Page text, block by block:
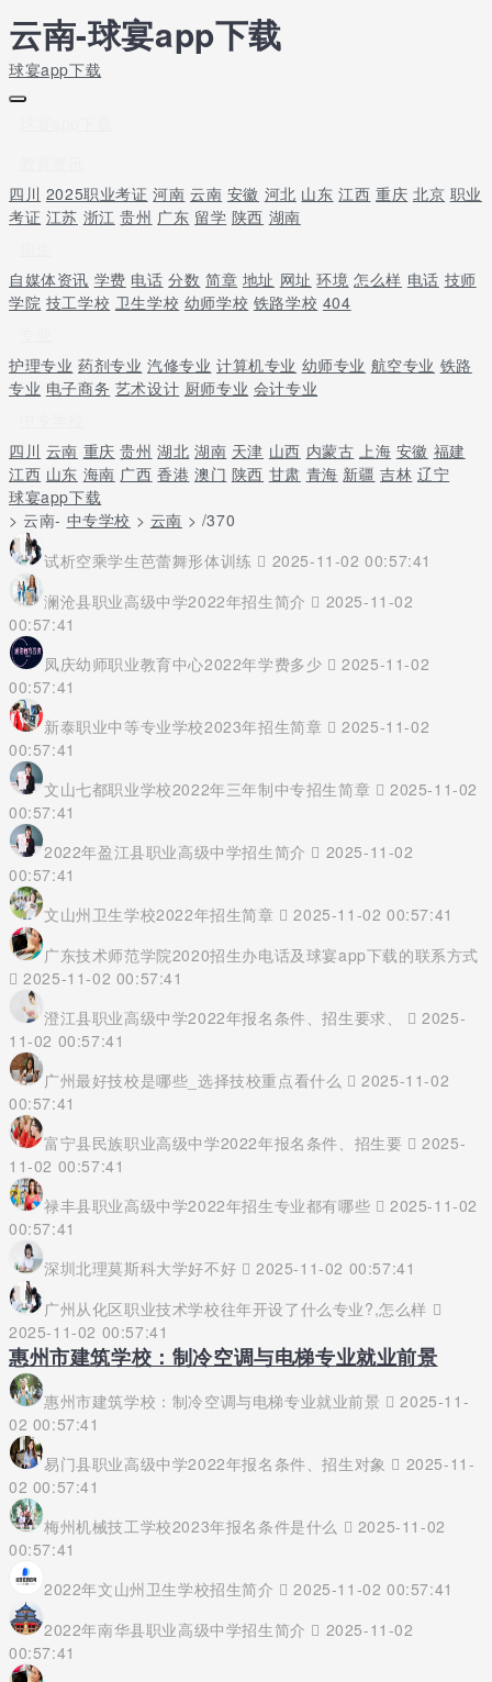
云南-球宴app下载
球宴app下载
四川 2025职业考证 河南 云南 安徽 河北 山东 江西 重庆 北京 职业
考证 江苏 浙江 贵州 广东 留学 陕西 湖南
自媒体资讯 学费 电话 分数 简章 地址 网址 环境 怎么样 电话 技师
学院 技工学校 卫生学校 幼师学校 铁路学校 404
护理专业 药剂专业 汽修专业 计算机专业 幼师专业 航空专业 铁路
专业 电子商务 艺术设计 厨师专业 会计专业
四川 云南 重庆 贵州 湖北 湖南 天津 山西 内蒙古 上海 安徽 福建
江西 山东 海南 广西 香港 澳门 陕西 甘肃 青海 新疆 吉林 辽宁
球宴app下载
> 云南- 中专学校 > 云南 > /370
试析空乘学生芭蕾舞形体训练
2025-11-02 00:57:41
澜沧县职业高级中学2022年招生简介
2025-11-02
00:57:41
凤庆幼师职业教育中心2022年学费多少
2025-11-02
00:57:41
新泰职业中等专业学校2023年招生简章
2025-11-02
00:57:41
文山七都职业学校2022年三年制中专招生简章
2025-11-02
00:57:41
2022年盈江县职业高级中学招生简介
2025-11-02
00:57:41
文山州卫生学校2022年招生简章
2025-11-02 00:57:41
广东技术师范学院2020招生办电话及球宴app下载的联系方式
2025-11-02 00:57:41
澄江县职业高级中学2022年报名条件、招生要求、
2025-
11-02 00:57:41
广州最好技校是哪些_选择技校重点看什么
2025-11-02
00:57:41
富宁县民族职业高级中学2022年报名条件、招生要
2025-
11-02 00:57:41
禄丰县职业高级中学2022年招生专业都有哪些
2025-11-02
00:57:41
深圳北理莫斯科大学好不好
2025-11-02 00:57:41
广州从化区职业技术学校往年开设了什么专业?,怎么样
2025-11-02 00:57:41
惠州市建筑学校：制冷空调与电梯专业就业前景
惠州市建筑学校：制冷空调与电梯专业就业前景
2025-11-
02 00:57:41
易门县职业高级中学2022年报名条件、招生对象
2025-11-
02 00:57:41
梅州机械技工学校2023年报名条件是什么
2025-11-02
00:57:41
2022年文山州卫生学校招生简介
2025-11-02 00:57:41
2022年南华县职业高级中学招生简介
2025-11-02
00:57:41